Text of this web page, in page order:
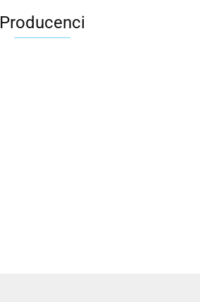
Producenci